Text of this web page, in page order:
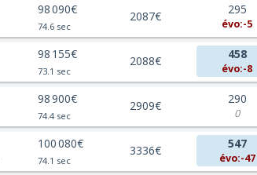
98 090€
74.6 sec
2087€ 295
évo:-5
98 155€
73.1 sec
2088€ 458
évo:-8
98 900€
74.4 sec
2909€ 290
0
100 080€
74.1 sec
3336€ 547
évo:-47